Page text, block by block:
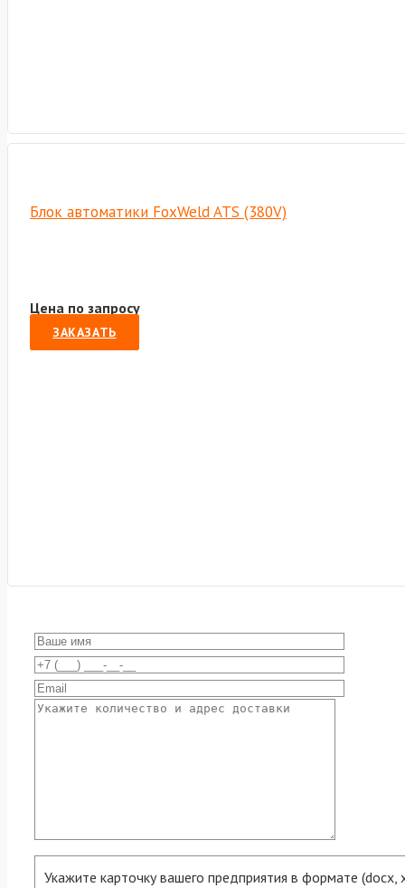
Блок автоматики FoxWeld ATS (380V)
Цена по запросу
ЗАКАЗАТЬ
Укажите карточку вашего предприятия в формате (docx,